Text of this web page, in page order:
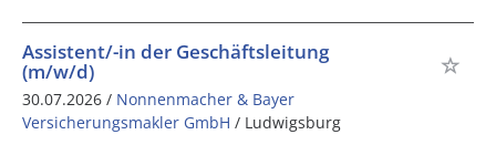
Assistent/-in der Geschäftsleitung
(m/w/d)
30.07.2026 / Nonnenmacher & Bayer
Versicherungsmakler GmbH / Ludwigsburg